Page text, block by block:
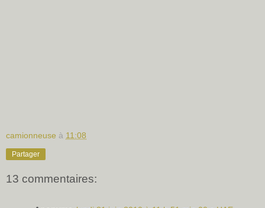
camionneuse à 11:08
Partager
13 commentaires: